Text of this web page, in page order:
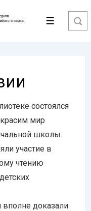
Меню
состоялся
мир
школы.
участие в
чтению
доказали